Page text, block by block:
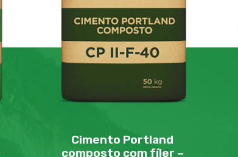
Cimento Portland
composto com fíler –